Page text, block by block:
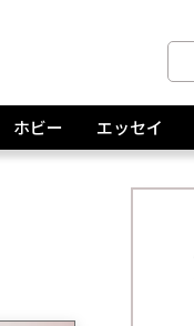
ホビー エッセイ